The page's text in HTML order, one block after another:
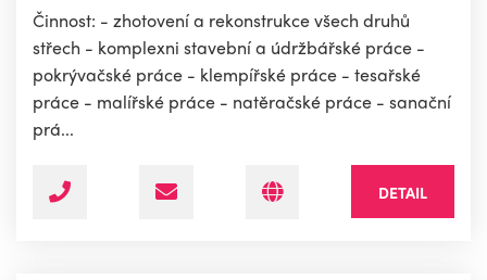
Činnost: - zhotovení a rekonstrukce všech druhů
střech - komplexni stavební a údržbářské práce -
pokrývačské práce - klempířské práce - tesařské
práce - malířské práce - natěračské práce - sanační
prá...
DETAIL